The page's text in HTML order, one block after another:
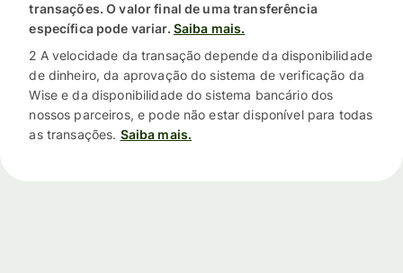
transações. O valor final de uma transferência
específica pode variar. Saiba mais.
2 A velocidade da transação depende da disponibilidade
de dinheiro, da aprovação do sistema de verificação da
Wise e da disponibilidade do sistema bancário dos
nossos parceiros, e pode não estar disponível para todas
as transações. Saiba mais.